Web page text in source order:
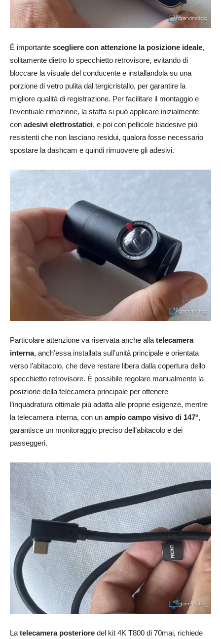
È importante scegliere con attenzione la posizione ideale,
solitamente dietro lo specchietto retrovisore, evitando di
bloccare la visuale del conducente e installandola su una
porzione di vetro pulita dal tergicristallo, per garantire la
migliore qualità di registrazione. Per facilitare il montaggio e
l’eventuale rimozione, la staffa si può applicare inizialmente
con adesivi elettrostatici, e poi con pellicole biadesive più
resistenti che non lasciano residui, qualora fosse necessario
spostare la dashcam e quindi rimuovere gli adesivi.
Particolare attenzione va riservata anche allatelecamera
interna, anch’essa installata sull’unità principale e orientata
verso l’abitacolo, che deve restare libera dalla copertura dello
specchietto retrovisore. È possibile regolare manualmente la
posizione della telecamera principale per ottenere
l’inquadratura ottimale più adatta alle proprie esigenze, mentre
la telecamera interna, con un ampio campo visivo di 147°,
garantisce un monitoraggio preciso dell’abitacolo e dei
passeggeri.
Latelecamera posteriore del kit 4K T800 di 70mai, richiede